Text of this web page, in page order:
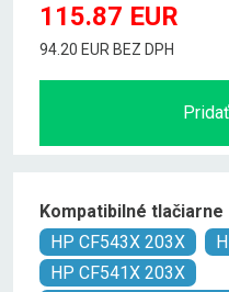
115.87 EUR
94.20 EUR BEZ DPH
Kompatibilné tlačiarne
HP CF543X 203X
HP CF541X 203X